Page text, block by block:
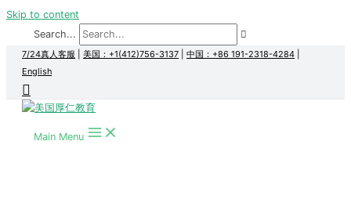
Skip to content
Search...
7/24真人客服 美国：+1(412)756-3137 中国：+86 191-2318-4284
English
Main Menu